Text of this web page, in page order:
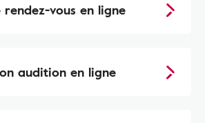
rendez-vous en ligne
audition en ligne